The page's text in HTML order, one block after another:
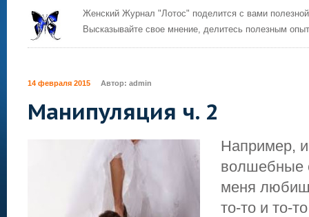
Женский Журнал "Лотос" поделится с вами
Высказывайте свое мнение, делитесь полезным
14 февраля 2015 Автор: admin
Манипуляция ч. 2
Например,
волшебные
меня
то-то и то-